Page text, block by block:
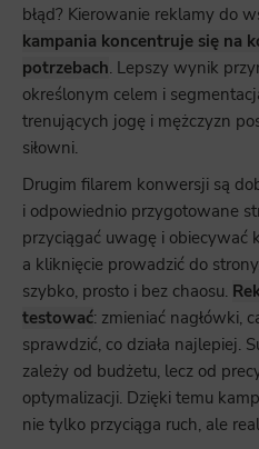
błąd? Kierowanie reklamy do
kampania koncentruje się na
potrzebach. Lepszy wynik
określonym celem i
trenujących jogę i mężczyzn
siłowni.
Drugim filarem konwersji są
i odpowiednio przygotowane
przyciągać uwagę i obiecywać
a kliknięcie prowadzić do
szybko, prosto i bez chaosu.
testować: zmieniać nagłówki,
sprawdzić, co działa najlepiej.
zależy od budżetu, lecz od
optymalizacji. Dzięki temu
nie tylko przyciąga ruch, ale